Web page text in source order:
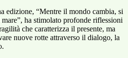
edizione, “Mentre il mondo cambia, si
ha stimolato profonde riflessioni
che caratterizza il presente, ma
nuove rotte attraverso il dialogo, la